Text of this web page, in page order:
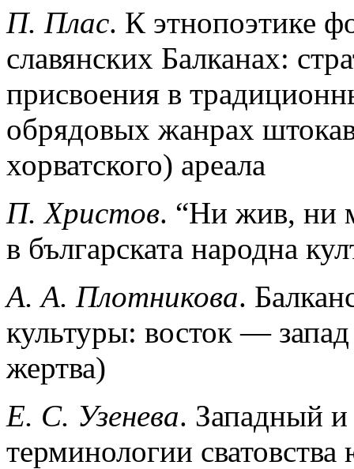
П. Плас. К этнопоэтике
славянских Балканах:
присвоения в
обрядовых жанрах
хорватского) ареала
П. Христов. “Ни жив, ни
в българската народна
А. А. Плотникова.
культуры: восток —
жертва)
Е. С. Узенева. Западный
терминологии